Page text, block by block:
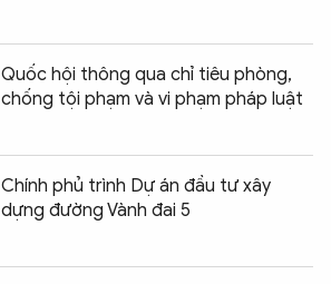
Quốc hội thông qua chỉ tiêu phòng,
chống tội phạm và vi phạm pháp luật
Chính phủ trình Dự án đầu tư xây
dựng đường Vành đai 5